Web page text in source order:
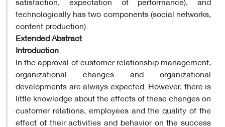
technologically has two components (social networks,
content production).
Extended Abstract
Introduction
In the approval of customer relationship management,
organizational changes and organizational
developments are always expected. However, there is
little knowledge about the effects of these changes on
customer relations, employees and the quality of the
effect of their activities and behavior on the success